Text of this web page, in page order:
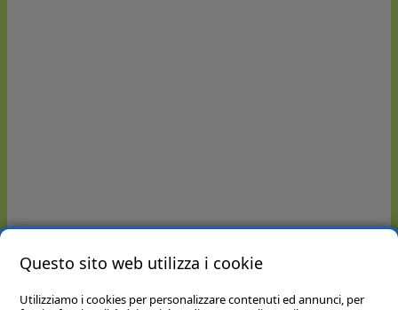
Questo sito web utilizza i cookie
Utilizziamo i cookies per personalizzare contenuti ed annunci, per